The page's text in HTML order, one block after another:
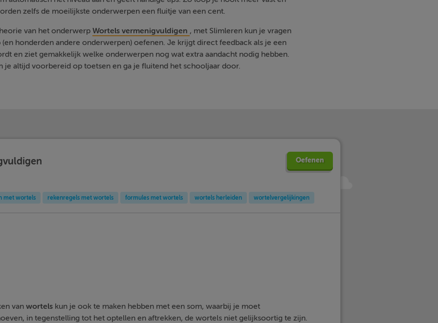
zelfs de moeilijkste onderwerpen een fluitje van een cent.
van het onderwerpWortels vermenigvuldigen , met Slimleren kun je vragen
honderden andere onderwerpen) oefenen. Je krijgt direct feedback als je een
en ziet gemakkelijk welke onderwerpen nog wat extra aandacht nodig hebben.
je altijd voorbereid op toetsen en ga je fluitend het schooljaar door.
Oefenen
met wortels rekenregels met wortels formules met wortels wortels herleiden wortelvergelijkingen
van wortelskun je ook te maken hebben met een som, waarbij je moet
in tegenstelling tot het optellen en aftrekken, de wortels niet gelijksoortig te zijn.